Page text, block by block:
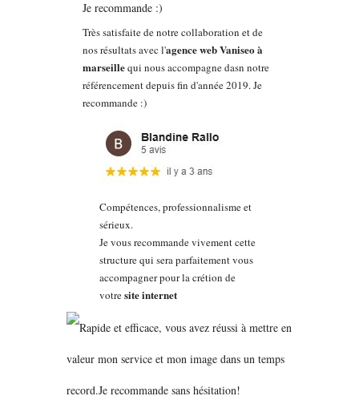
Très satisfaite de notre collaboration et de
nos résultats avec l'agence web Vaniseo à
marseillequi nous accompagne dasn notre
référencement depuis fin d'année 2019. Je
recommande :)
Compétences, professionnalisme et
sérieux.
Je vous recommande vivement cette
structure qui sera parfaitement vous
accompagner pour la crétion de
votresite internet